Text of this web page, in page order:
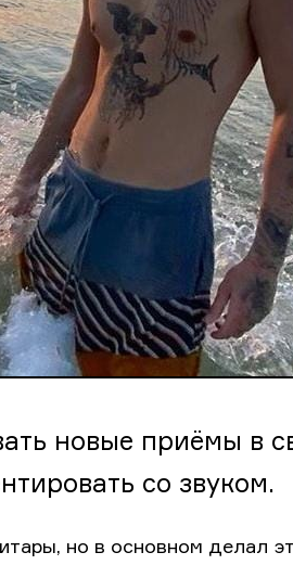
новые приёмы в
со звуком.
но в основном делал